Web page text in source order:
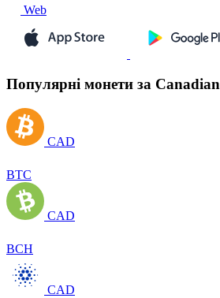
Web
Популярні монети за
CAD
BTC
CAD
BCH
CAD